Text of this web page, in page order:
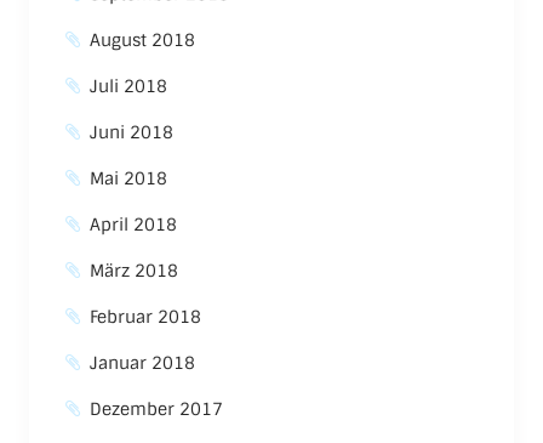
August 2018
Juli 2018
Juni 2018
Mai 2018
April 2018
März 2018
Februar 2018
Januar 2018
Dezember 2017